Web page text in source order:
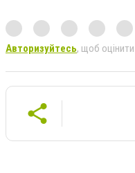
Авторизуйтесь, щоб оцінити